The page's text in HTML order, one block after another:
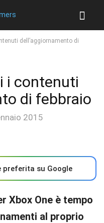
dell’aggiornamento di
i contenuti
di febbraio
2015
su Google
Xbox One è tempo
al proprio